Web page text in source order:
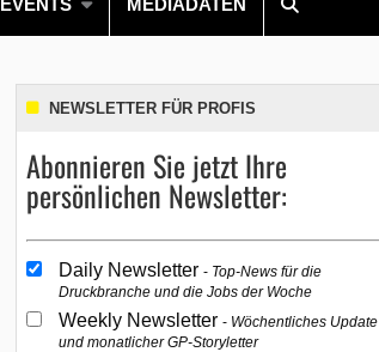
EVENTS MEDIADATEN
NEWSLETTER FÜR PROFIS
Abonnieren Sie jetzt Ihre
persönlichen Newsletter:
Daily Newsletter Top-News für die
Druckbranche und die Jobs der Woche
Weekly Newsletter Wöchentliches Update
und monatlicher GP-Storyletter